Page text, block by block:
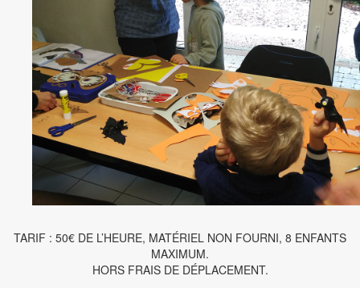
TARIF : 50€ DE L’HEURE, MATÉRIEL NON FOURNI, 8 ENFANTS
MAXIMUM.
HORS FRAIS DE DÉPLACEMENT.